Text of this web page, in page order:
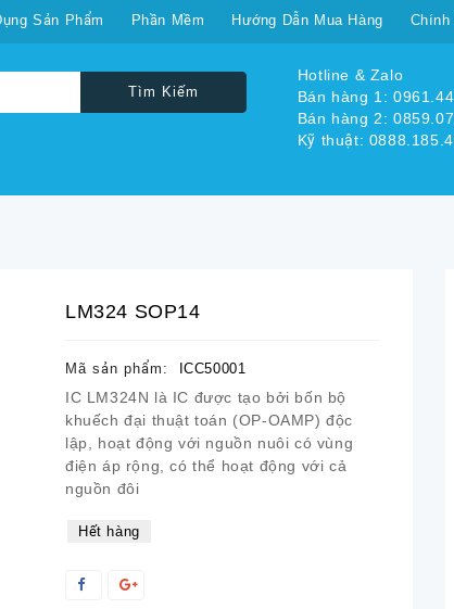
Sản Phẩm Phần Mềm Hướng Dẫn Mua Hàng
Hotline & Zalo
Bán hàng 1:
Bán hàng 2:
Kỹ thuật:
Tìm Kiếm
LM324 SOP14
Mã sản phẩm: ICC50001
IC LM324N là IC được tạo bởi bốn bộ
khuếch đại thuật toán (OP-OAMP) độc
lập, hoạt động với nguồn nuôi có vùng
điện áp rộng, có thể hoạt động với cả
nguồn đôi
Hết hàng